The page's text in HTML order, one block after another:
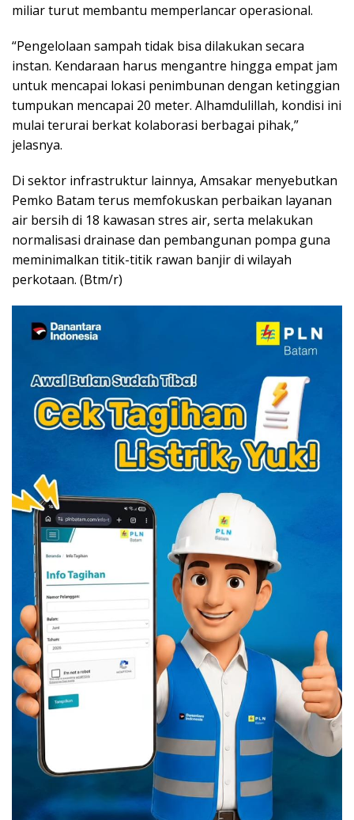
miliar turut membantu memperlancar operasional.
“Pengelolaan sampah tidak bisa dilakukan secara
instan. Kendaraan harus mengantre hingga empat jam
untuk mencapai lokasi penimbunan dengan ketinggian
tumpukan mencapai 20 meter. Alhamdulillah, kondisi ini
mulai terurai berkat kolaborasi berbagai pihak,”
jelasnya.
Di sektor infrastruktur lainnya, Amsakar menyebutkan
Pemko Batam terus memfokuskan perbaikan layanan
air bersih di 18 kawasan stres air, serta melakukan
normalisasi drainase dan pembangunan pompa guna
meminimalkan titik-titik rawan banjir di wilayah
perkotaan. (Btm/r)